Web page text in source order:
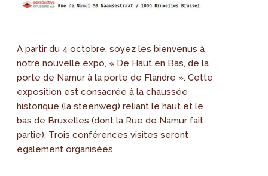
A partir du 4 octobre, soyez les bienvenus à
notre nouvelle expo, « De Haut en Bas, de la
porte de Namur à la porte de Flandre ». Cette
exposition est consacrée à la chaussée
historique (la steenweg) reliant le haut et le
bas de Bruxelles (dont la Rue de Namur fait
partie). Trois conférences visites seront
également organisées.